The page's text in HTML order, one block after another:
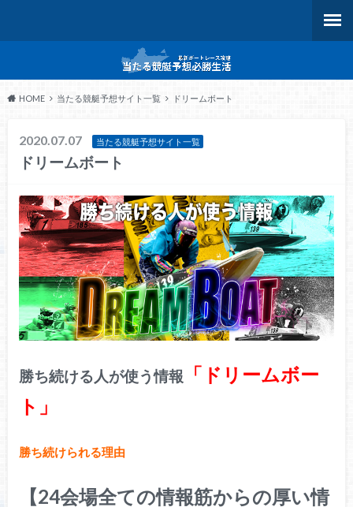
HOME 当たる競艇予想サイト一覧 ドリームボート
2020.07.07 当たる競艇予想サイト一覧
ドリームボート
勝ち続ける人が使う情報
「ドリームボー
ト」
勝ち続けられる理由
【24会場全ての情報筋からの厚い情